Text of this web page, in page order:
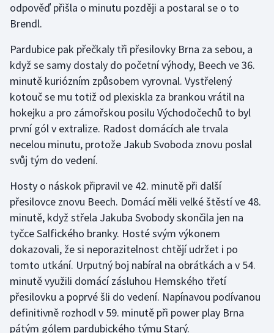
Moderní pětiboj
Motorsport
Olympijské hry
Parasport
Plavání
Plážový volejbal
Ragby
Rychlobruslení
Rychlostní kanoistika
Short track
Sportovní střelba
odpověď přišla o minutu později a postaral se o to
Brendl.
Pardubice pak přečkaly tři přesilovky Brna za sebou, a
když se samy dostaly do početní výhody, Beech ve 36.
minutě kuriózním způsobem vyrovnal. Vystřelený
kotouč se mu totiž od plexiskla za brankou vrátil na
hokejku a pro zámořskou posilu Východočechů to byl
první gól v extralize. Radost domácích ale trvala
necelou minutu, protože Jakub Svoboda znovu poslal
svůj tým do vedení.
Hosty o náskok připravil ve 42. minutě při další
přesilovce znovu Beech. Domácí měli velké štěstí ve 48.
minutě, když střela Jakuba Svobody skončila jen na
tyčce Salfického branky. Hosté svým výkonem
dokazovali, že si neporazitelnost chtějí udržet i po
tomto utkání. Urputný boj nabíral na obrátkách a v 54.
minutě využili domácí zásluhou Hemského třetí
přesilovku a poprvé šli do vedení. Napínavou podívanou
definitivně rozhodl v 59. minutě při power play Brna
pátým gólem pardubického týmu Starý.